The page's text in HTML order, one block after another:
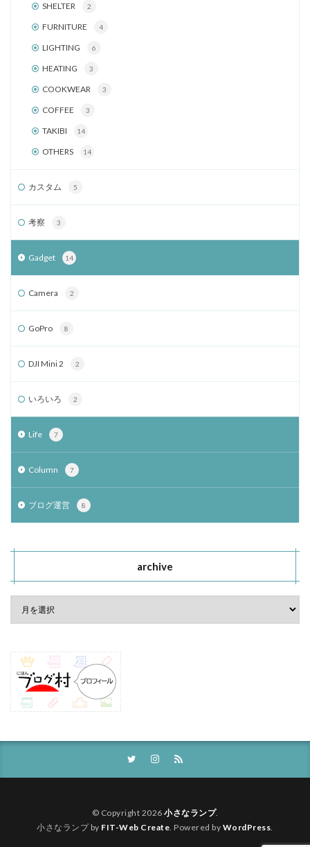
SHELTER 2
FURNITURE 4
LIGHTING 6
HEATING 3
COOKWEAR 3
COFFEE 3
TAKIBI 14
OTHERS 14
カスタム 5
考察 3
Gadget 14
Camera 2
GoPro 8
DJI Mini 2 2
いろいろ 2
Life 7
Column 7
ブログ運営 8
archive
© Copyright 2026 小さなランプ.
小さなランプ by FIT-Web Create. Powered by WordPress.